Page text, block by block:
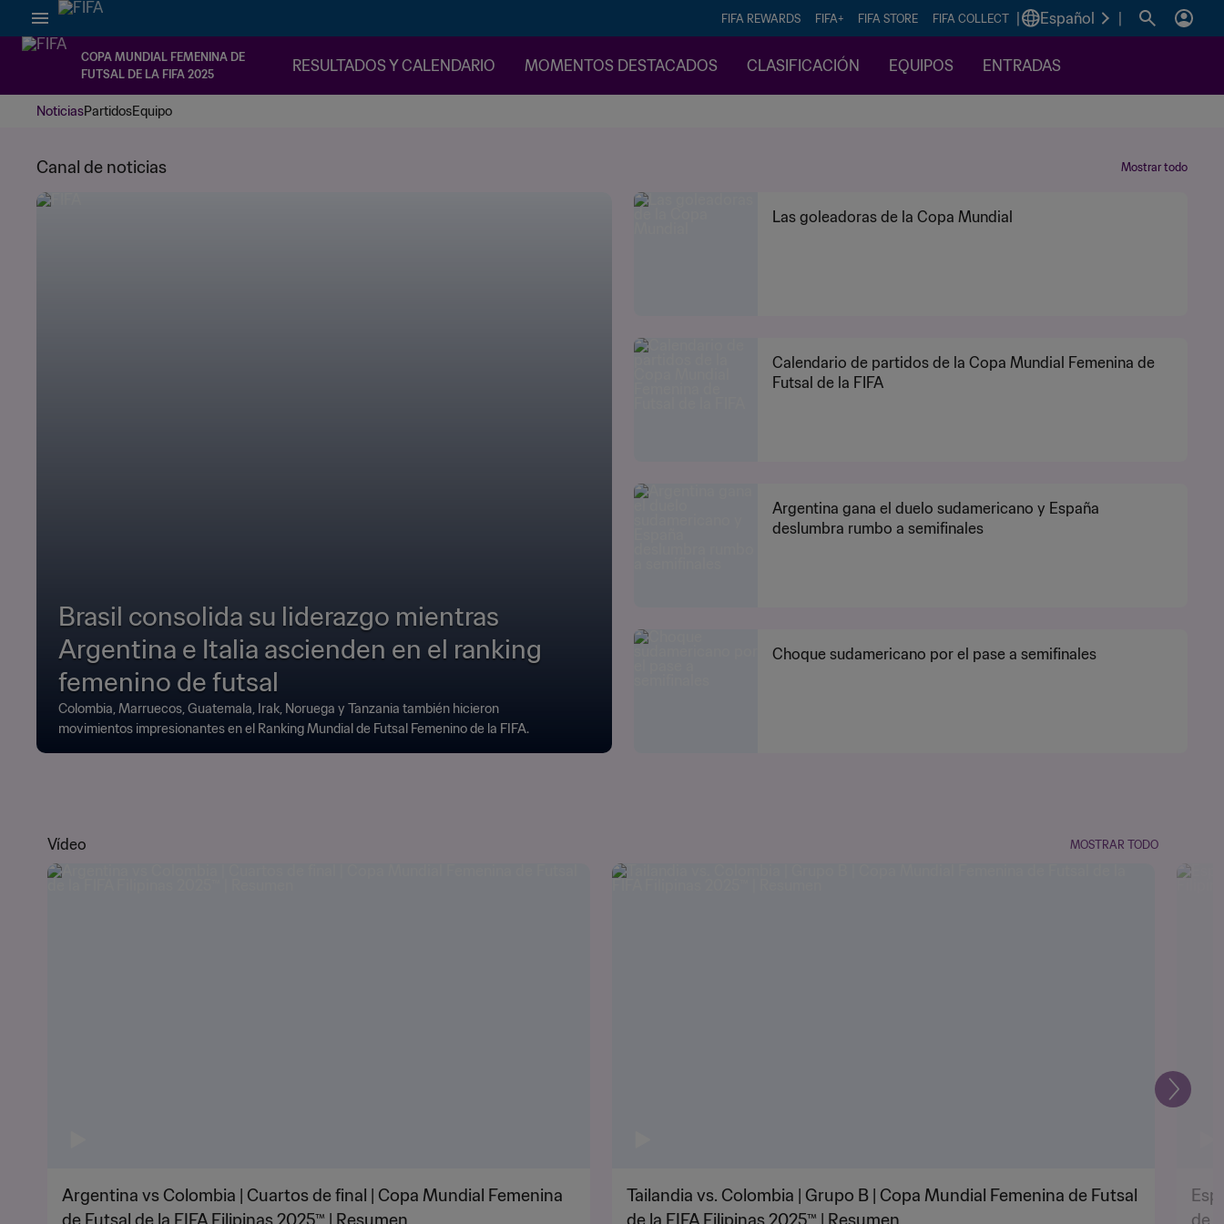
FIFA REWARDS FIFA+ FIFA STORE FIFA COLLECT Español
COPA MUNDIAL FEMENINA DE
FUTSAL DE LA FIFA 2025
RESULTADOS Y CALENDARIO MOMENTOS DESTACADOS CLASIFICACIÓN EQUIPOS ENTRADAS
NoticiasPartidosEquipo
Canal de noticias Mostrar todo
Brasil consolida su liderazgo mientras
Argentina e Italia ascienden en el ranking
femenino de futsal
Colombia, Marruecos, Guatemala, Irak, Noruega y Tanzania también hicieron
movimientos impresionantes en el Ranking Mundial de Futsal Femenino de la FIFA.
Las goleadoras de la Copa Mundial
Calendario de partidos de la Copa Mundial Femenina de
Futsal de la FIFA
Argentina gana el duelo sudamericano y España
deslumbra rumbo a semifinales
Choque sudamericano por el pase a semifinales
Vídeo MOSTRAR TODO
Argentina vs Colombia | Cuartos de final | Copa Mundial Femenina
Tailandia vs. Colombia | Grupo B | Copa Mundial Femenina de Futsal